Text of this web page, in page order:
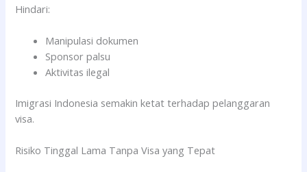
Hindari:
Manipulasi dokumen
Sponsor palsu
Aktivitas ilegal
Imigrasi Indonesia semakin ketat terhadap pelanggaran
visa.
Risiko Tinggal Lama Tanpa Visa yang Tepat